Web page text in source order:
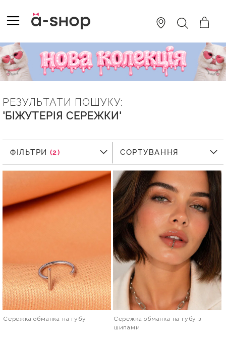
TO
CONTENT
ПОШУК
РЕЗУЛЬТАТИ ПОШУКУ:
'БІЖУТЕРІЯ СЕРЕЖКИ'
ФІЛЬТРИ
ФІЛЬТРИ СОРТУВАННЯ
Сережка обманка на губу
Сережка обманка на губу з
шипами